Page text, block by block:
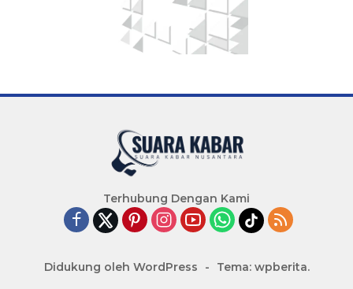
Terhubung Dengan Kami
Didukung oleh WordPress - Tema: wpberita.